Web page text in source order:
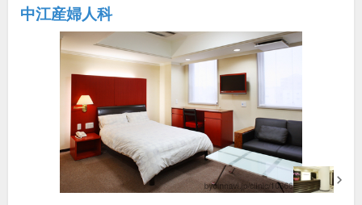
中江産婦人科